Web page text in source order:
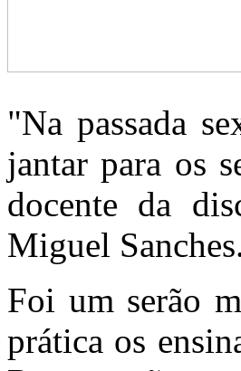
"Na passada
jantar para os
docente da
Miguel
Foi um serão
prática os